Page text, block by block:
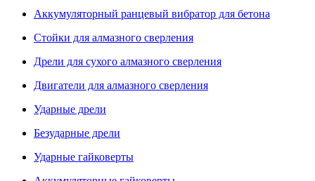
Аккумуляторный ранцевый вибратор для бетона
Стойки для алмазного сверления
Дрели для сухого алмазного сверления
Двигатели для алмазного сверления
Ударные дрели
Безударные дрели
Ударные гайковерты